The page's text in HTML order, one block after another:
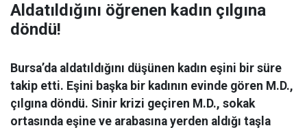
Aldatıldığını öğrenen kadın çılgına
döndü!
Bursa’da aldatıldığını düşünen kadın eşini bir süre
takip etti. Eşini başka bir kadının evinde gören M.D.,
çılgına döndü. Sinir krizi geçiren M.D., sokak
ortasında eşine ve arabasına yerden aldığı taşla